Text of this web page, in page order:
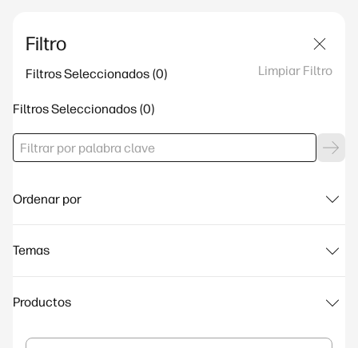
Filtro
Filtros Seleccionados Limpiar Filtro
Filtros Seleccionados
Ordenar por
Temas
Productos